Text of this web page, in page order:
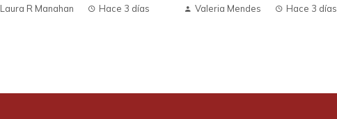
Laura R Manahan Hace 3 días Valeria Mendes Hace 3 días